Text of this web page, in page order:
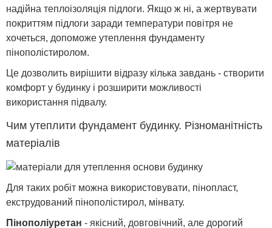
надійна теплоізоляція підлоги. Якщо ж ні, а жертвувати
покриттям підлоги заради температури повітря не
хочеться, допоможе утеплення фундаменту
пінополістиролом.
Це дозволить вирішити відразу кілька завдань - створити
комфорт у будинку і розширити можливості
використання підвалу.
Чим утеплити фундамент будинку. Різноманітність
матеріалів
Для таких робіт можна використовувати, пінопласт,
екструдований пінополістирол, мінвату.
Пінополіуретан - якісний, довговічний, але дорогий